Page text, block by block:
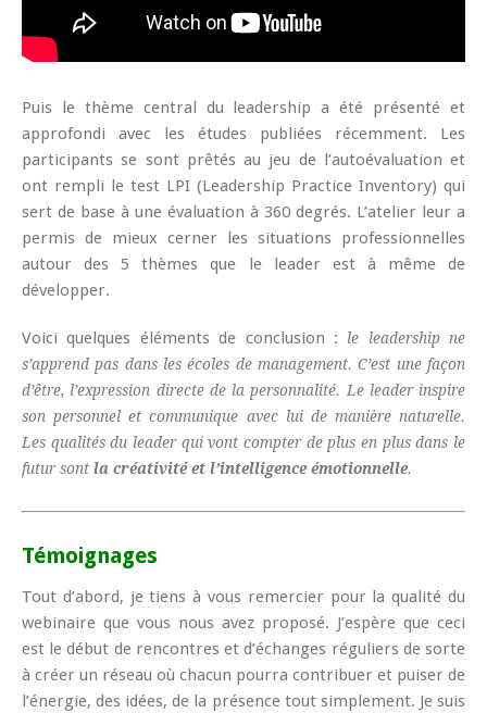
Puis le thème central du leadership a été présenté et
approfondi avec les études publiées récemment. Les
participants se sont prêtés au jeu de l’autoévaluation et
ont rempli le test LPI (Leadership Practice Inventory) qui
sert de base à une évaluation à 360 degrés. L’atelier leur a
permis de mieux cerner les situations professionnelles
autour des 5 thèmes que le leader est à même de
développer.
Voici quelques éléments de conclusion :
le leadership ne
s’apprend pas dans les écoles de management. C’est une façon
d’être, l’expression directe de la personnalité. Le leader inspire
son personnel et communique avec lui de manière naturelle.
Les qualités du leader qui vont compter de plus en plus dans le
futur sont la créativité et l’intelligence émotionnelle.
Témoignages
Tout d’abord, je tiens à vous remercier pour la qualité du
webinaire que vous nous avez proposé. J’espère que ceci
est le début de rencontres et d’échanges réguliers de sorte
à créer un réseau où chacun pourra contribuer et puiser de
l’énergie, des idées, de la présence tout simplement. Je suis